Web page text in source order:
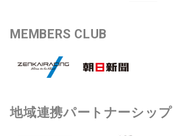
MEMBERS CLUB
地域連携パートナーシップ